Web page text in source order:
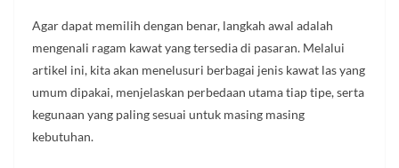
Agar dapat memilih dengan benar, langkah awal adalah
mengenali ragam kawat yang tersedia di pasaran. Melalui
artikel ini, kita akan menelusuri berbagai jenis kawat las yang
umum dipakai, menjelaskan perbedaan utama tiap tipe, serta
kegunaan yang paling sesuai untuk masing masing
kebutuhan.